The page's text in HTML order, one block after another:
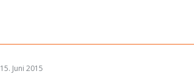
15. Juni 2015